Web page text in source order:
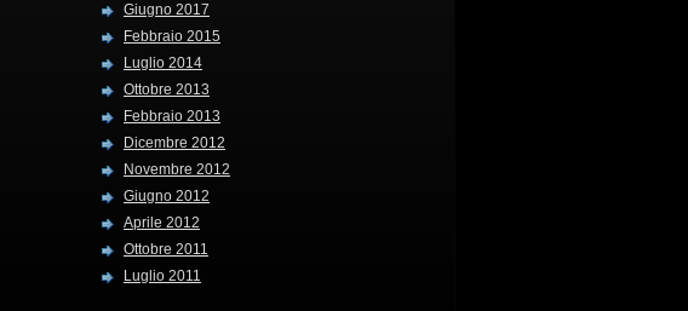
Giugno 2017
Febbraio 2015
Luglio 2014
Ottobre 2013
Febbraio 2013
Dicembre 2012
Novembre 2012
Giugno 2012
Aprile 2012
Ottobre 2011
Luglio 2011